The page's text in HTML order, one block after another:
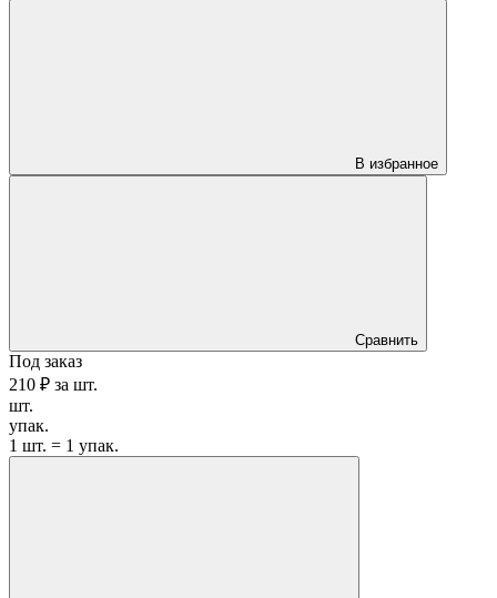
В избранное
Сравнить
Под заказ
210 ₽ за шт.
шт.
упак.
1 шт. = 1 упак.